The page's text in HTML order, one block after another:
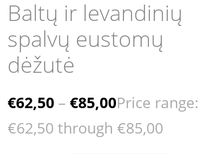
Baltų ir levandinių
spalvų eustomų
dėžutė
€62,50 – €85,00Price range:
€62,50 through €85,00